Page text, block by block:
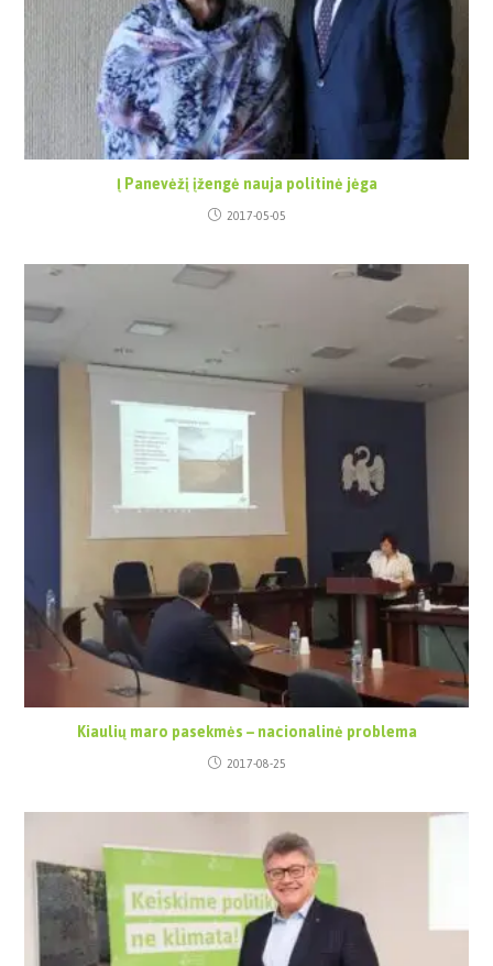
Į Panevėžį įžengė nauja politinė jėga
2017-05-05
Kiaulių maro pasekmės – nacionalinė problema
2017-08-25